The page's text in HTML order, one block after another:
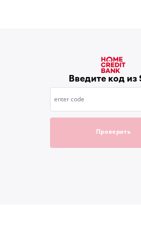
Введите код из
enter code
Проверить